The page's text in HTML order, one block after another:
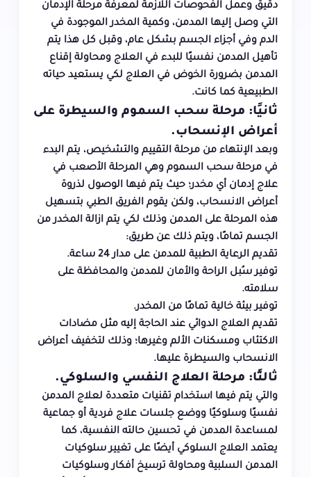
دقيق وعمل الفحوصات اللازمة لمعرفة مرحلة الإدمان
التي وصل إليها المدمن، وكمية المخدر الموجودة في
الدم وفي أجزاء الجسم بشكل عام، وقبل كل هذا يتم
تأهيل المدمن نفسيًا للبدء في العلاج ومحاولة إقناع
المدمن بضرورة الخوض في العلاج لكي يستعيد حياته
الطبيعية كما كانت.
ثانيًا: مرحلة سحب السموم والسيطرة على
أعراض الإنسحاب.
وبعد الإنتهاء من مرحلة التقييم والتشخيص، يتم البدء
في مرحلة سحب السموم وهي المرحلة الأصعب في
علاج إدمان أي مخدر؛ حيث يتم فيها الوصول لذروة
أعراض الانسحاب، ولكن يقوم الفريق الطبي بتسهيل
هذه المرحلة على المدمن وذلك لكي يتم ازالة المخدر من
الجسم تمامًا، ويتم ذلك عن طريق:
تقديم الرعاية الطبية للمدمن على مدار 24 ساعة.
توفير سُبل الراحة والأمان للمدمن والمحافظة على
سلامته.
توفير بيئة خالية تمامًا من المخدر.
تقديم العلاج الدوائي عند الحاجة إليه مثل مضادات
الاكتئاب ومسكنات الألم وغيرها؛ وذلك لتخفيف أعراض
الانسحاب والسيطرة عليها.
ثالثًا: مرحلة العلاج النفسي والسلوكي.
والتي يتم فيها استخدام تقنيات متعددة لعلاج المدمن
نفسيًا وسلوكيًا ووضع جلسات علاج فردية أو جماعية
لمساعدة المدمن في تحسين حالته النفسية، كما
يعتمد العلاج السلوكي أيضًا على تغيير سلوكيات
المدمن السلبية ومحاولة ترسيخ أفكار وسلوكيات